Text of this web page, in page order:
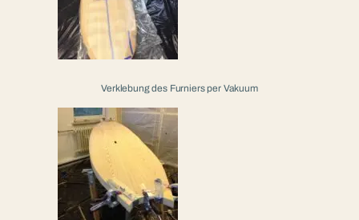
Verklebung des Furniers per Vakuum